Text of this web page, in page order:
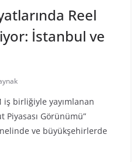
Reel
İstanbul ve
iş birliğiyle yayımlanan
Piyasası Görünümü”
ve büyükşehirlerde